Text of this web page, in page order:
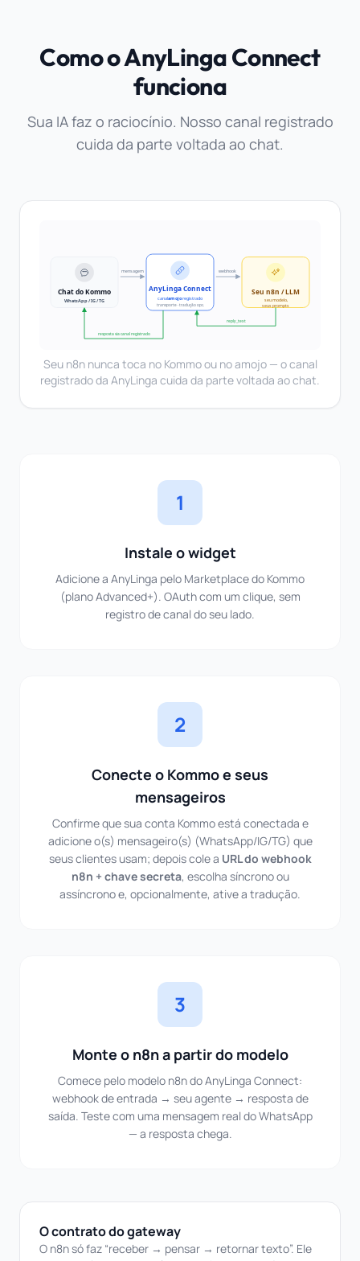
Como o AnyLinga Connect
funciona
Sua IA faz o raciocínio. Nosso canal registrado
cuida da parte voltada ao chat.
Seu n8n nunca toca no Kommo ou no amojo — o canal
registrado da AnyLinga cuida da parte voltada ao chat.
1
Instale o widget
Adicione a AnyLinga pelo Marketplace do Kommo
(plano Advanced+). OAuth com um clique, sem
registro de canal do seu lado.
2
Conecte o Kommo e seus
mensageiros
Confirme que sua conta Kommo está conectada e
adicione o(s) mensageiro(s) (WhatsApp/IG/TG) que
seus clientes usam; depois cole a URL do webhook
n8n + chave secreta, escolha síncrono ou
assíncrono e, opcionalmente, ative a tradução.
3
Monte o n8n a partir do modelo
Comece pelo modelo n8n do AnyLinga Connect:
webhook de entrada → seu agente → resposta de
saída. Teste com uma mensagem real do WhatsApp
— a resposta chega.
O contrato do gateway
O n8n só faz “receber → pensar → retornar texto”. Ele